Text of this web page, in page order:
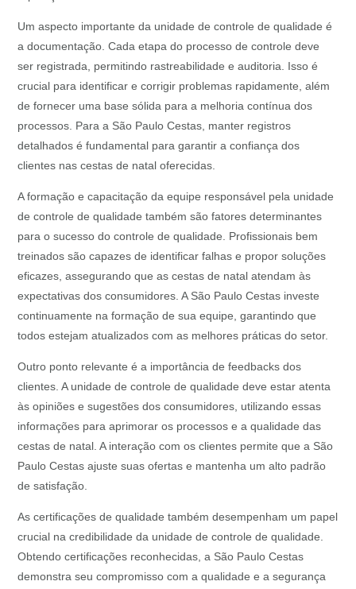
Um aspecto importante da unidade de controle de qualidade é
a documentação. Cada etapa do processo de controle deve
ser registrada, permitindo rastreabilidade e auditoria. Isso é
crucial para identificar e corrigir problemas rapidamente, além
de fornecer uma base sólida para a melhoria contínua dos
processos. Para a São Paulo Cestas, manter registros
detalhados é fundamental para garantir a confiança dos
clientes nas cestas de natal oferecidas.
A formação e capacitação da equipe responsável pela unidade
de controle de qualidade também são fatores determinantes
para o sucesso do controle de qualidade. Profissionais bem
treinados são capazes de identificar falhas e propor soluções
eficazes, assegurando que as cestas de natal atendam às
expectativas dos consumidores. A São Paulo Cestas investe
continuamente na formação de sua equipe, garantindo que
todos estejam atualizados com as melhores práticas do setor.
Outro ponto relevante é a importância de feedbacks dos
clientes. A unidade de controle de qualidade deve estar atenta
às opiniões e sugestões dos consumidores, utilizando essas
informações para aprimorar os processos e a qualidade das
cestas de natal. A interação com os clientes permite que a São
Paulo Cestas ajuste suas ofertas e mantenha um alto padrão
de satisfação.
As certificações de qualidade também desempenham um papel
crucial na credibilidade da unidade de controle de qualidade.
Obtendo certificações reconhecidas, a São Paulo Cestas
demonstra seu compromisso com a qualidade e a segurança